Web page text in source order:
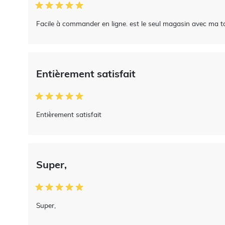
Facile à commander en ligne. est le seul magasin avec ma
Entièrement satisfait
Entièrement satisfait
Super,
Super,